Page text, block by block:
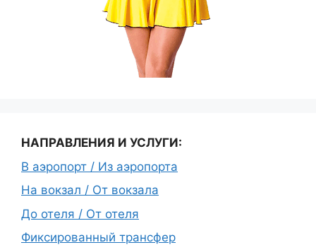
НАПРАВЛЕНИЯ И УСЛУГИ:
В аэропорт / Из аэропорта
На вокзал / От вокзала
До отеля / От отеля
Фиксированный трансфер